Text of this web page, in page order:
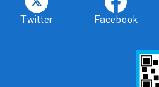
Twitter Facebook